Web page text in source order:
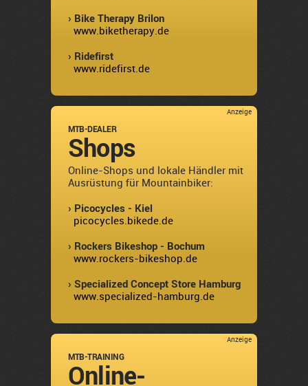
› Bike Therapy Brilon
www.biketherapy.de
› Ridefirst
www.ridefirst.de
Anzeige
MTB-DEALER
Shops
Online-Shops und lokale Händler mit
Ausrüstung für Mountainbiker:
› Picocycles - Kiel
picocycles.bikede.de
› Rockers Bikeshop - Bochum
www.rockers-bikeshop.de
› Specialized Concept Store Hamburg
www.specialized-hamburg.de
Anzeige
MTB-TRAINING
Online-